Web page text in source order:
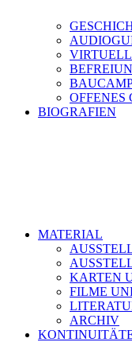
OFFENES
BIOGRAFIEN
MATERIAL
KARTEN
FILME
ARCHIV